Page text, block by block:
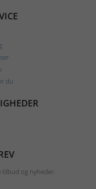
du
tilbud og nyheder.